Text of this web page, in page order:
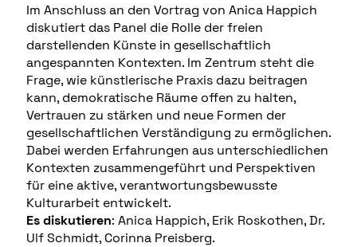
Im Anschluss an den Vortrag von Anica Happich
diskutiert das Panel die Rolle der freien
darstellenden Künste in gesellschaftlich
angespannten Kontexten. Im Zentrum steht die
Frage, wie künstlerische Praxis dazu beitragen
kann, demokratische Räume offen zu halten,
Vertrauen zu stärken und neue Formen der
gesellschaftlichen Verständigung zu ermöglichen.
Dabei werden Erfahrungen aus unterschiedlichen
Kontexten zusammengeführt und Perspektiven
für eine aktive, verantwortungsbewusste
Kulturarbeit entwickelt.
Es diskutieren: Anica Happich, Erik Roskothen, Dr.
Ulf Schmidt, Corinna Preisberg.